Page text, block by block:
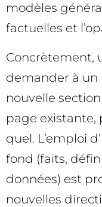
modèles
factuelles et
Concrètement,
demander à un
nouvelle
page existante,
quel. L’emploi
fond (faits,
données) est
nouvelles